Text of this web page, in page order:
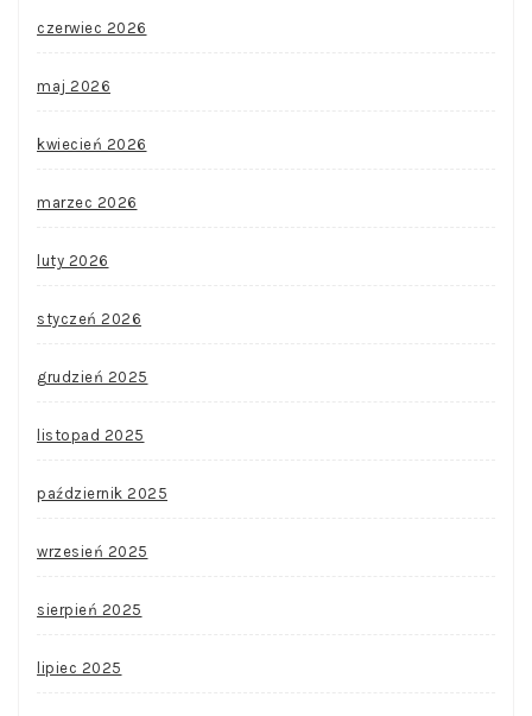
czerwiec 2026
maj 2026
kwiecień 2026
marzec 2026
luty 2026
styczeń 2026
grudzień 2025
listopad 2025
październik 2025
wrzesień 2025
sierpień 2025
lipiec 2025